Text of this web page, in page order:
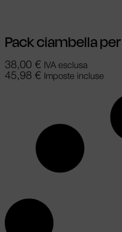
Pack ciambella
38,00 € IVA esclusa
45,98 € Imposte incluse